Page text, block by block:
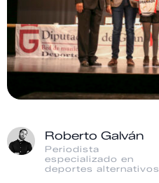
Roberto Galván
Periodista
especializado en
deportes alternativos